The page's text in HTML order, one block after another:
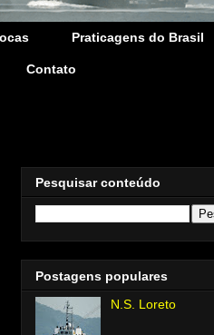
Praticagens do Brasil
Contato
Pesquisar conteúdo
Postagens populares
N.S. Loreto